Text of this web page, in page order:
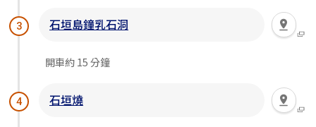
3 石垣島鐘乳石洞
開車約 15 分鐘
4 石垣燒